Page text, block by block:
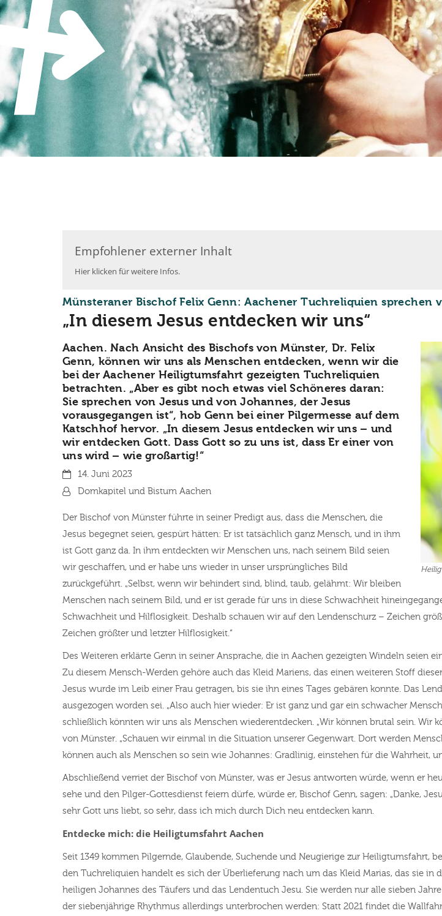
Zum Inhalt springen
Empfohlener externer Inhalt
Hier klicken für weitere Infos.
Münsteraner Bischof Felix Genn: Aachener Tuchreliquien sprechen
„In diesem Jesus entdecken wir uns“
Aachen. Nach Ansicht des Bischofs von Münster, Dr. Felix
Genn, können wir uns als Menschen entdecken, wenn wir die
bei der Aachener Heiligtumsfahrt gezeigten Tuchreliquien
betrachten. „Aber es gibt noch etwas viel Schöneres daran:
Sie sprechen von Jesus und von Johannes, der Jesus
vorausgegangen ist“, hob Genn bei einer Pilgermesse auf dem
Katschhof hervor. „In diesem Jesus entdecken wir uns – und
wir entdecken Gott. Dass Gott so zu uns ist, dass Er einer von
uns wird – wie großartig!“
Datum:14. Juni 2023
Von:Domkapitel und Bistum Aachen
Der Bischof von Münster führte in seiner Predigt aus, dass die Menschen, die
Jesus begegnet seien, gespürt hätten: Er ist tatsächlich ganz Mensch, und in ihm
ist Gott ganz da. In ihm entdeckten wir Menschen uns, nach seinem Bild seien
wir geschaffen, und er habe uns wieder in unser ursprüngliches Bild
zurückgeführt. „Selbst, wenn wir behindert sind, blind, taub, gelähmt: Wir bleiben
Menschen nach seinem Bild, und er ist gerade für uns in diese Schwachheit
Schwachheit und Hilflosigkeit. Deshalb schauen wir auf den Lendenschurz – Zeichen
Zeichen größter und letzter Hilflosigkeit.“
Des Weiteren erklärte Genn in seiner Ansprache, die in Aachen gezeigten Windeln seien
Zu diesem Mensch-Werden gehöre auch das Kleid Mariens, das einen weiteren Stoff
Jesus wurde im Leib einer Frau getragen, bis sie ihn eines Tages gebären konnte. Das
ausgezogen worden sei. „Also auch hier wieder: Er ist ganz und gar ein schwacher
schließlich könnten wir uns als Menschen wiederentdecken. „Wir können brutal sein. Wir
von Münster. „Schauen wir einmal in die Situation unserer Gegenwart. Dort werden
können auch als Menschen so sein wie Johannes: Gradlinig, einstehen für die Wahrheit,
Abschließend verriet der Bischof von Münster, was er Jesus antworten würde, wenn er
sehe und den Pilger-Gottesdienst feiern dürfe, würde er, Bischof Genn, sagen: „Danke,
sehr Gott uns liebt, so sehr, dass ich mich durch Dich neu entdecken kann.
Entdecke mich: die Heiligtumsfahrt Aachen
Seit 1349 kommen Pilgernde, Glaubende, Suchende und Neugierige zur Heiligtumsfahrt,
den Tuchreliquien handelt es sich der Überlieferung nach um das Kleid Marias, das sie
heiligen Johannes des Täufers und das Lendentuch Jesu. Sie werden nur alle sieben
der siebenjährige Rhythmus allerdings unterbrochen werden: Statt 2021 findet die